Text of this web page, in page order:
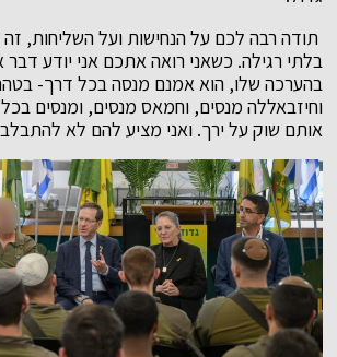
תודה רבה לכם על הנחישות ועל השליחות,
בלתי רגילה. כשאני רואה אתכם אני יודע
בהערכה שלו, הוא אמנם מנסה בכל דרך-
וחיזבאללה מנסים, וחמאס מנסים, ומנסים
אותם שוק על ירך. ואני מציע להם לא